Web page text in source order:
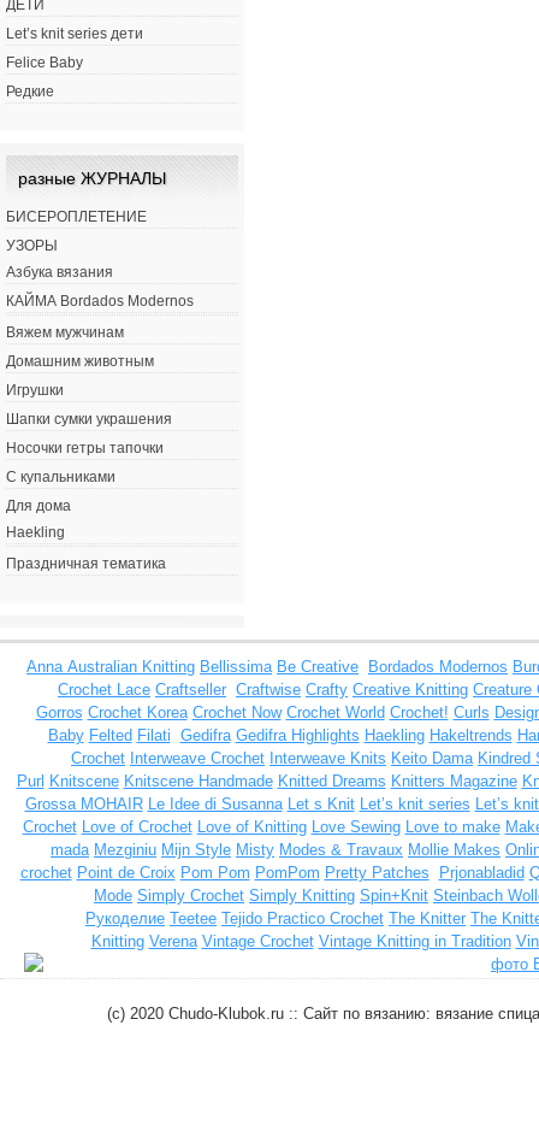
ДЕТИ
Let’s knit series дети
Felice Baby
Редкие
разные ЖУРНАЛЫ
БИСЕРОПЛЕТЕНИЕ
УЗОРЫ
Азбука вязания
КАЙМА Bordados Modernos
Вяжем мужчинам
Домашним животным
Игрушки
Шапки сумки украшения
Носочки гетры тапочки
С купальниками
Для дома
Haekling
Праздничная тематика
Anna Australian Knitting Bellissima Be Creative Bordados Modernos
Crochet Lace Craftseller Craftwise Crafty Creative Knitting Creature
Gorros Crochet Korea Crochet Now Crochet World Crochet! Curls
Baby Felted Filati Gedifra Gedifra Highlights Haekling Hakeltrends
Crochet Interweave Crochet Interweave Knits Keito Dama Kindred
Purl Knitscene Knitscene Handmade Knitted Dreams Knitters Magazine
Grossa MOHAIR Le Idee di Susanna Let s Knit Let’s knit series Let’s
Crochet Love of Crochet Love of Knitting Love Sewing Love to make
mada Mezginiu Mijn Style Misty Modes & Travaux Mollie Makes
crochet Point de Croix Pom Pom PomPom Pretty Patches Prjonabladid
Mode Simply Crochet Simply Knitting Spin+Knit Steinbach
Рукоделие Teetee Tejido Practico Crochet The Knitter The
Knitting Verena Vintage Crochet Vintage Knitting in Tradition
(c) 2020 Chudo-Klubok.ru :: Сайт по вязанию: вязание